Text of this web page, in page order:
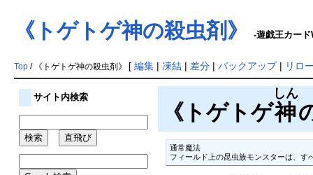
《トゲトゲ神の殺虫剤》 -遊戯王カー
Top/ 《トゲトゲ神の殺虫剤》 [ 編集| 凍結| 差分| バックアップ| リロ
サイト内検索
《トゲトゲ神
しん
通常魔法
フィールド上の昆虫族モンスターは、す